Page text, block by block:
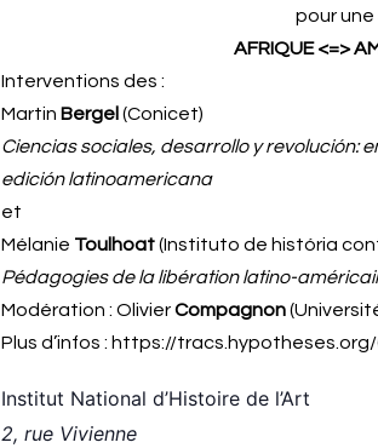
pour une
AFRIQUE <=>
Interventions des :
Martin Bergel (Conicet)
Ciencias sociales, desarrollo y revolución:
edición latinoamericana
et
Mélanie Toulhoat(Instituto de história
Pédagogies de la libération latino-
Modération : OlivierCompagnon
Plus d’infos : https://tracs.hypotheses.org/
Institut National d’Histoire de l’Art
2, rue Vivienne